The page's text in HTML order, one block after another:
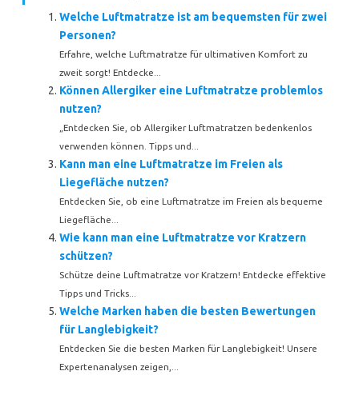
Welche Luftmatratze ist am bequemsten für zwei
Personen?
Erfahre, welche Luftmatratze für ultimativen Komfort zu
zweit sorgt! Entdecke...
Können Allergiker eine Luftmatratze problemlos
nutzen?
„Entdecken Sie, ob Allergiker Luftmatratzen bedenkenlos
verwenden können. Tipps und...
Kann man eine Luftmatratze im Freien als
Liegefläche nutzen?
Entdecken Sie, ob eine Luftmatratze im Freien als bequeme
Liegefläche...
Wie kann man eine Luftmatratze vor Kratzern
schützen?
Schütze deine Luftmatratze vor Kratzern! Entdecke effektive
Tipps und Tricks...
Welche Marken haben die besten Bewertungen
für Langlebigkeit?
Entdecken Sie die besten Marken für Langlebigkeit! Unsere
Expertenanalysen zeigen,...